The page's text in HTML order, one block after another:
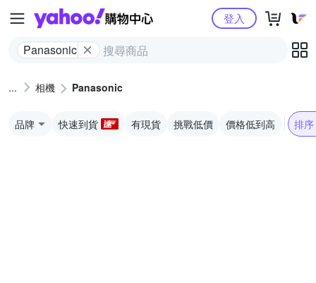
Yahoo購物中心
Panasonic
登入
相機 Panasonic
品牌 快速到貨 有現貨 挑戰低價 價格低到高 排序